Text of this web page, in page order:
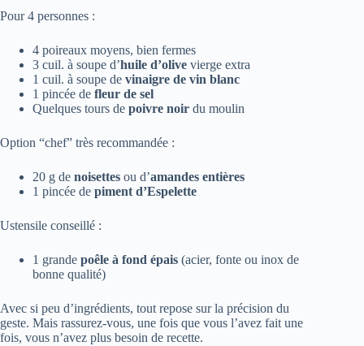
Pour 4 personnes :
4 poireaux moyens, bien fermes
3 cuil. à soupe d’huile d’olive vierge extra
1 cuil. à soupe de vinaigre de vin blanc
1 pincée de fleur de sel
Quelques tours de poivre noir du moulin
Option “chef” très recommandée :
20 g de noisettes ou d’amandes entières
1 pincée de piment d’Espelette
Ustensile conseillé :
1 grande poêle à fond épais (acier, fonte ou inox de
bonne qualité)
Avec si peu d’ingrédients, tout repose sur la précision du
geste. Mais rassurez-vous, une fois que vous l’avez fait une
fois, vous n’avez plus besoin de recette.